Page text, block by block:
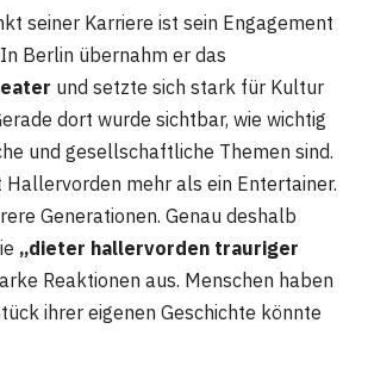
seiner Karriere ist sein Engagement
Berlin übernahm er das
und setzte sich stark für Kultur
dort wurde sichtbar, wie wichtig
und gesellschaftliche Themen sind.
Hallervorden mehr als ein Entertainer.
Generationen. Genau deshalb
„dieter hallervorden trauriger
Reaktionen aus. Menschen haben
ihrer eigenen Geschichte könnte